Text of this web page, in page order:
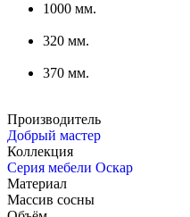
1000 мм.
320 мм.
370 мм.
Производитель
Добрый мастер
Коллекция
Серия мебели Оскар
Материал
Массив сосны